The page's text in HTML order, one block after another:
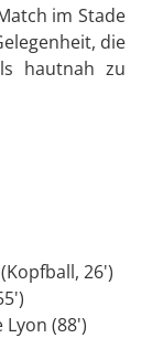
im Stade
die
hautnah zu
26')
(88')